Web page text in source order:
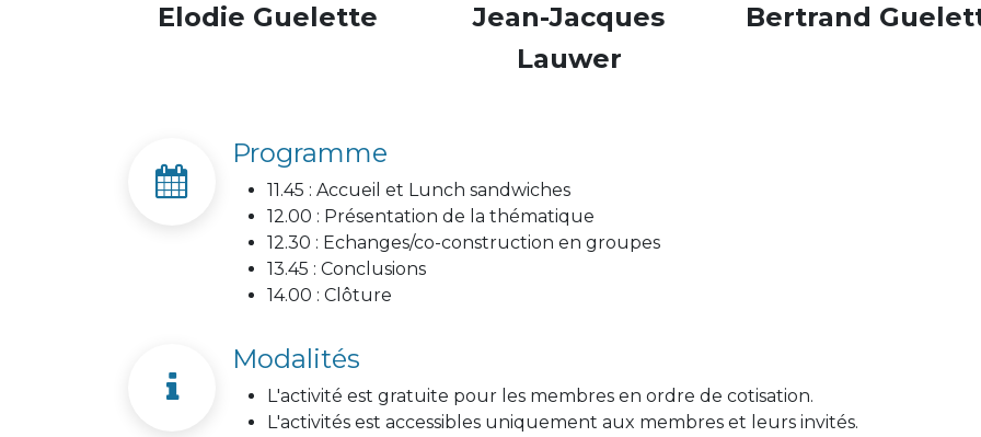
Elodie Guelette
Jean-Jacques
Lauwer
Bertrand
Programme
11.45 : Accueil et Lunch sandwiches
12.00 : Présentation de la thématique
12.30 : Echanges/co-construction en groupes
13.45 : Conclusions
14.00 : Clôture
Modalités
L'activité est gratuite pour les membres en ordre de cotisation.
L'activités est accessibles uniquement aux membres et leurs invités.